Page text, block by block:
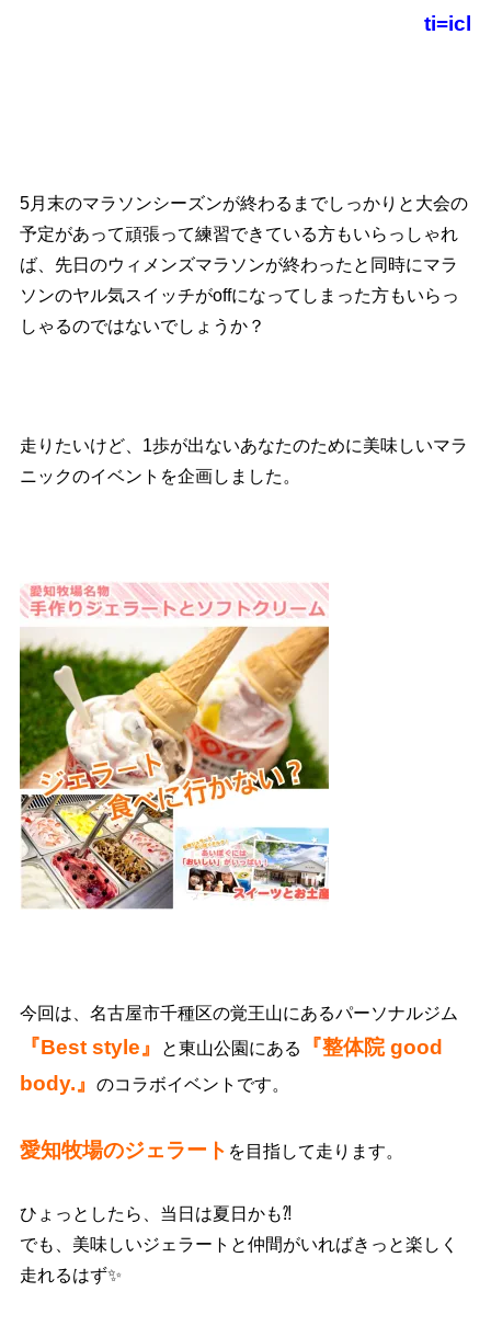
ti=icl
5月末のマラソンシーズンが終わるまでしっかりと大会の
予定があって頑張って練習できている方もいらっしゃれ
ば、先日のウィメンズマラソンが終わったと同時にマラ
ソンのヤル気スイッチがoffになってしまった方もいらっ
しゃるのではないでしょうか？
走りたいけど、1歩が出ないあなたのために美味しいマラ
ニックのイベントを企画しました。
今回は、名古屋市千種区の覚王山にあるパーソナルジム
『Best style』 と東山公園にある
『整体院 good
body.』のコラボイベントです。
愛知牧場のジェラート を目指して走ります。
ひょっとしたら、当日は夏日かも⁈
でも、美味しいジェラートと仲間がいればきっと楽しく
走れるはず✨